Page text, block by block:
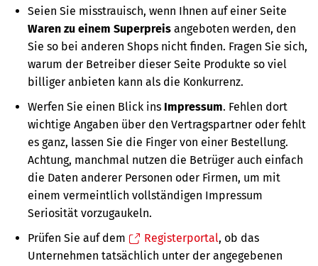
Seien Sie misstrauisch, wenn Ihnen auf einer Seite
Waren zu einem Superpreis angeboten werden, den
Sie so bei anderen Shops nicht finden. Fragen Sie sich,
warum der Betreiber dieser Seite Produkte so viel
billiger anbieten kann als die Konkurrenz.
Werfen Sie einen Blick ins Impressum. Fehlen dort
wichtige Angaben über den Vertragspartner oder fehlt
es ganz, lassen Sie die Finger von einer Bestellung.
Achtung, manchmal nutzen die Betrüger auch einfach
die Daten anderer Personen oder Firmen, um mit
einem vermeintlich vollständigen Impressum
Seriosität vorzugaukeln.
Prüfen Sie auf dem
Registerportal, ob das
Unternehmen tatsächlich unter der angegebenen